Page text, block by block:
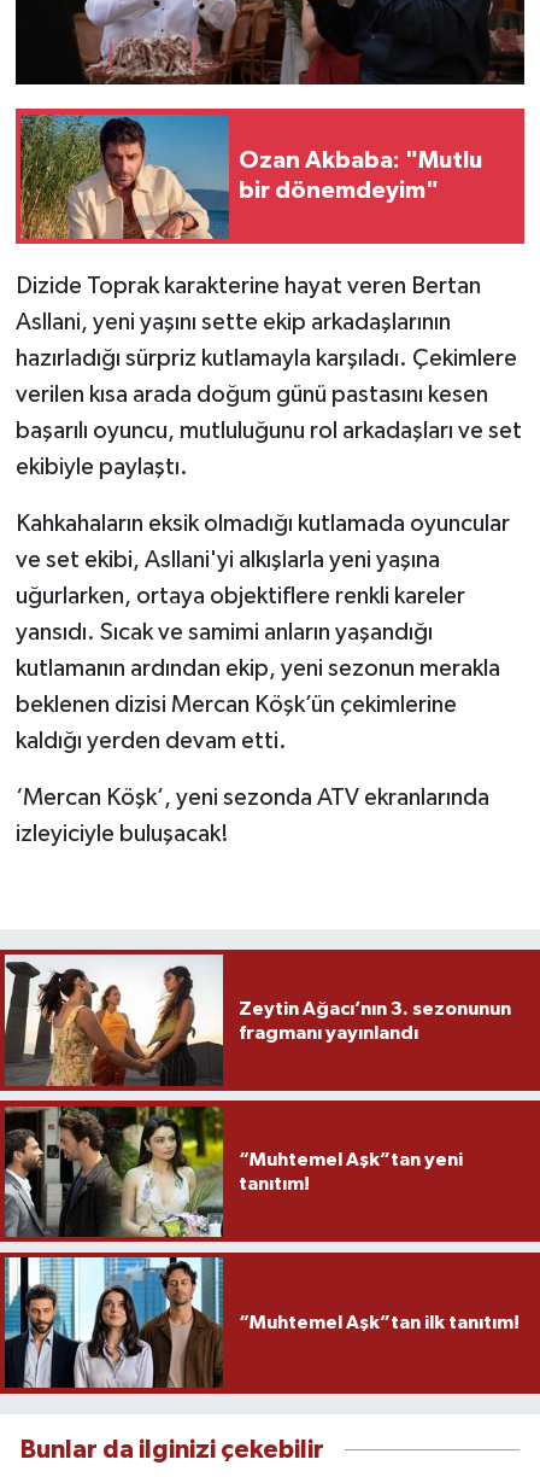
Ozan Akbaba: "Mutlu
bir dönemdeyim"
Dizide Toprak karakterine hayat veren Bertan
Asllani, yeni yaşını sette ekip arkadaşlarının
hazırladığı sürpriz kutlamayla karşıladı. Çekimlere
verilen kısa arada doğum günü pastasını kesen
başarılı oyuncu, mutluluğunu rol arkadaşları ve set
ekibiyle paylaştı.
Kahkahaların eksik olmadığı kutlamada oyuncular
ve set ekibi, Asllani'yi alkışlarla yeni yaşına
uğurlarken, ortaya objektiflere renkli kareler
yansıdı. Sıcak ve samimi anların yaşandığı
kutlamanın ardından ekip, yeni sezonun merakla
beklenen dizisi Mercan Köşk’ün çekimlerine
kaldığı yerden devam etti.
‘Mercan Köşk’, yeni sezonda ATV ekranlarında
izleyiciyle buluşacak!
Zeytin Ağacı’nın 3. sezonunun
fragmanı yayınlandı
“Muhtemel Aşk”tan yeni
tanıtım!
“Muhtemel Aşk”tan ilk tanıtım!
Bunlar da ilginizi çekebilir